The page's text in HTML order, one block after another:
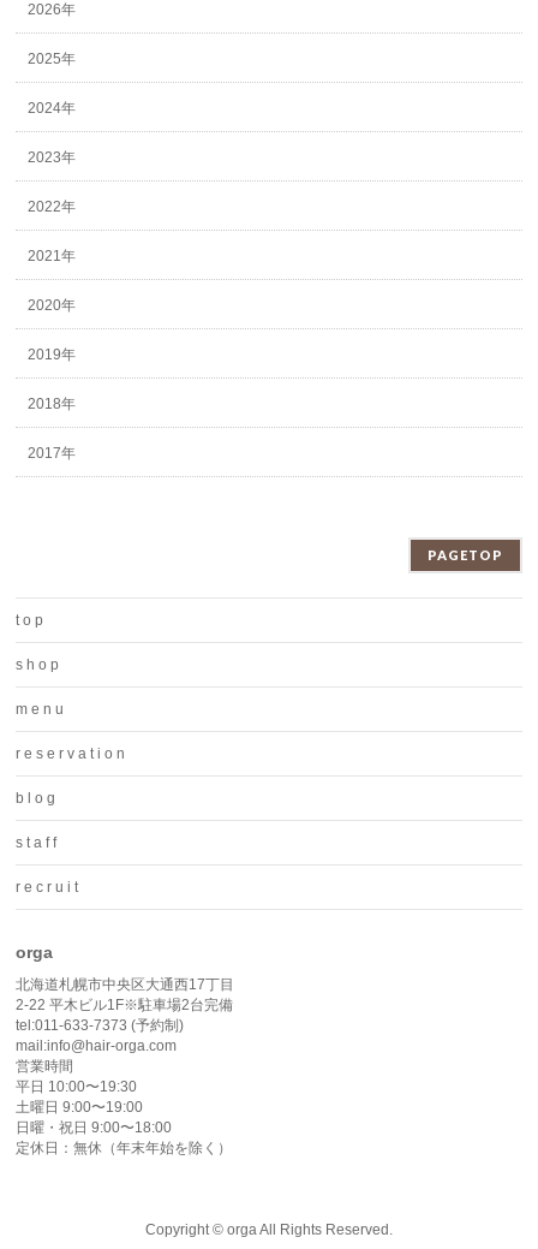
2026年
2025年
2024年
2023年
2022年
2021年
2020年
2019年
2018年
2017年
PAGETOP
t o p
s h o p
m e n u
r e s e r v a t i o n
b l o g
s t a f f
r e c r u i t
orga
北海道札幌市中央区大通西17丁目
2-22 平木ビル1F※駐車場2台完備
tel:011-633-7373 (予約制)
mail:info@hair-orga.com
営業時間
平日 10:00〜19:30
土曜日 9:00〜19:00
日曜・祝日 9:00〜18:00
定休日：無休（年末年始を除く）
Copyright © orgaAll Rights Reserved.